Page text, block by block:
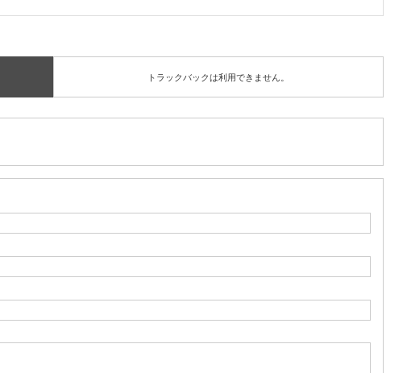
トラックバックは利用できません。